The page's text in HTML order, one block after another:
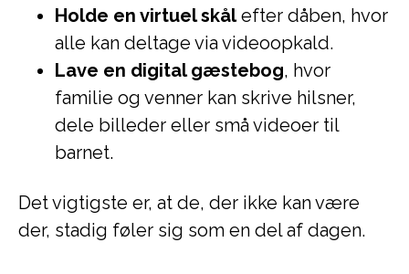
Holde en virtuel skålefter dåben, hvor
alle kan deltage via videoopkald.
Lave en digital gæstebog, hvor
familie og venner kan skrive hilsner,
dele billeder eller små videoer til
barnet.
Det vigtigste er, at de, der ikke kan være
der, stadig føler sig som en del af dagen.